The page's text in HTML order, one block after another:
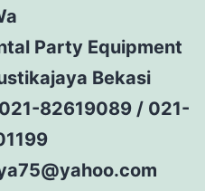
Party Equipment
Bekasi
82619089 / 021-